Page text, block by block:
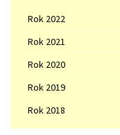
Rok 2022
Rok 2021
Rok 2020
Rok 2019
Rok 2018